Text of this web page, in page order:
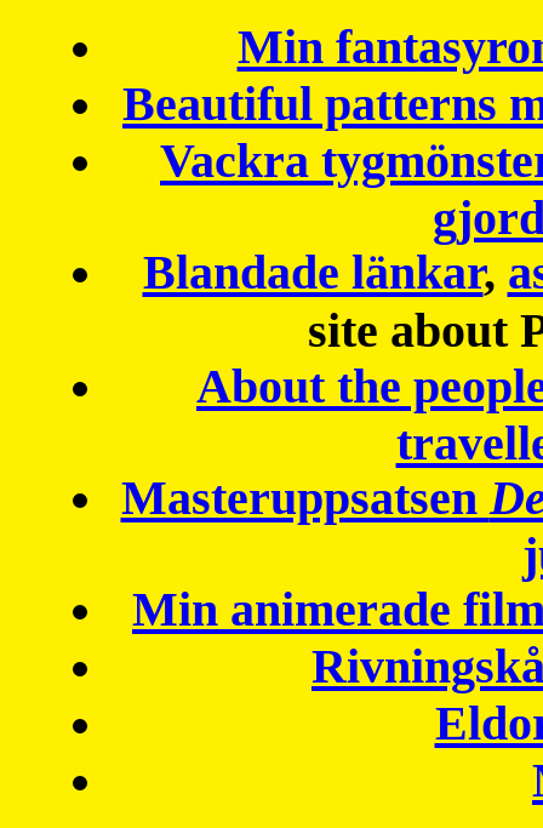
Min
Beautiful patterns
Vackra
Blandade länkar,
site about
About the
Masteruppsatsen
Min animerade